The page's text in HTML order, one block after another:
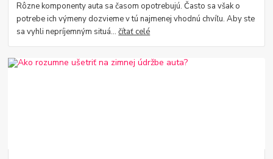
Rôzne komponenty auta sa časom opotrebujú. Často sa však o
potrebe ich výmeny dozvieme v tú najmenej vhodnú chvíľu. Aby ste
sa vyhli nepríjemným situá...čítať celé